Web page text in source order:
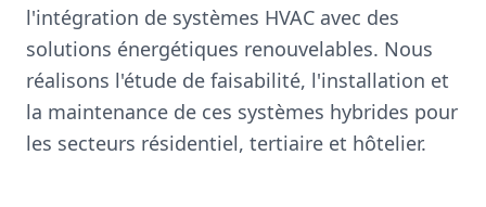
l'intégration de systèmes HVAC avec des
solutions énergétiques renouvelables. Nous
réalisons l'étude de faisabilité, l'installation et
la maintenance de ces systèmes hybrides pour
les secteurs résidentiel, tertiaire et hôtelier.